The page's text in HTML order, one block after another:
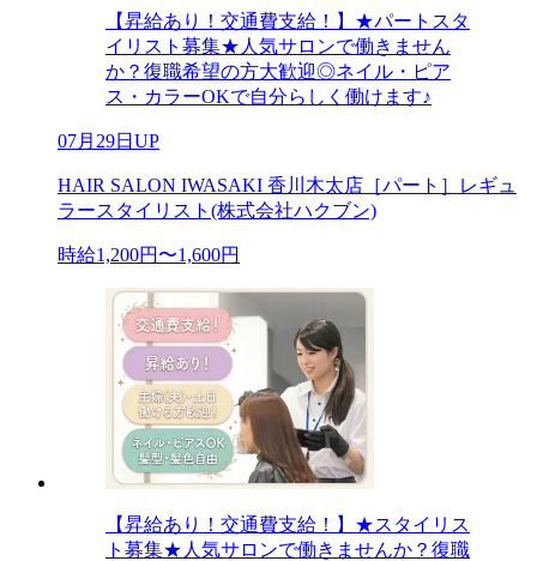
【昇給あり！交通費支給！】★パートスタ
イリスト募集★人気サロンで働きません
か？復職希望の方大歓迎◎ネイル・ピア
ス・カラーOKで自分らしく働けます♪
07月29日UP
HAIR SALON IWASAKI 香川木太店［パート］レギュ
ラースタイリスト(株式会社ハクブン)
時給1,200円〜1,600円
【昇給あり！交通費支給！】★スタイリス
ト募集★人気サロンで働きませんか？復職